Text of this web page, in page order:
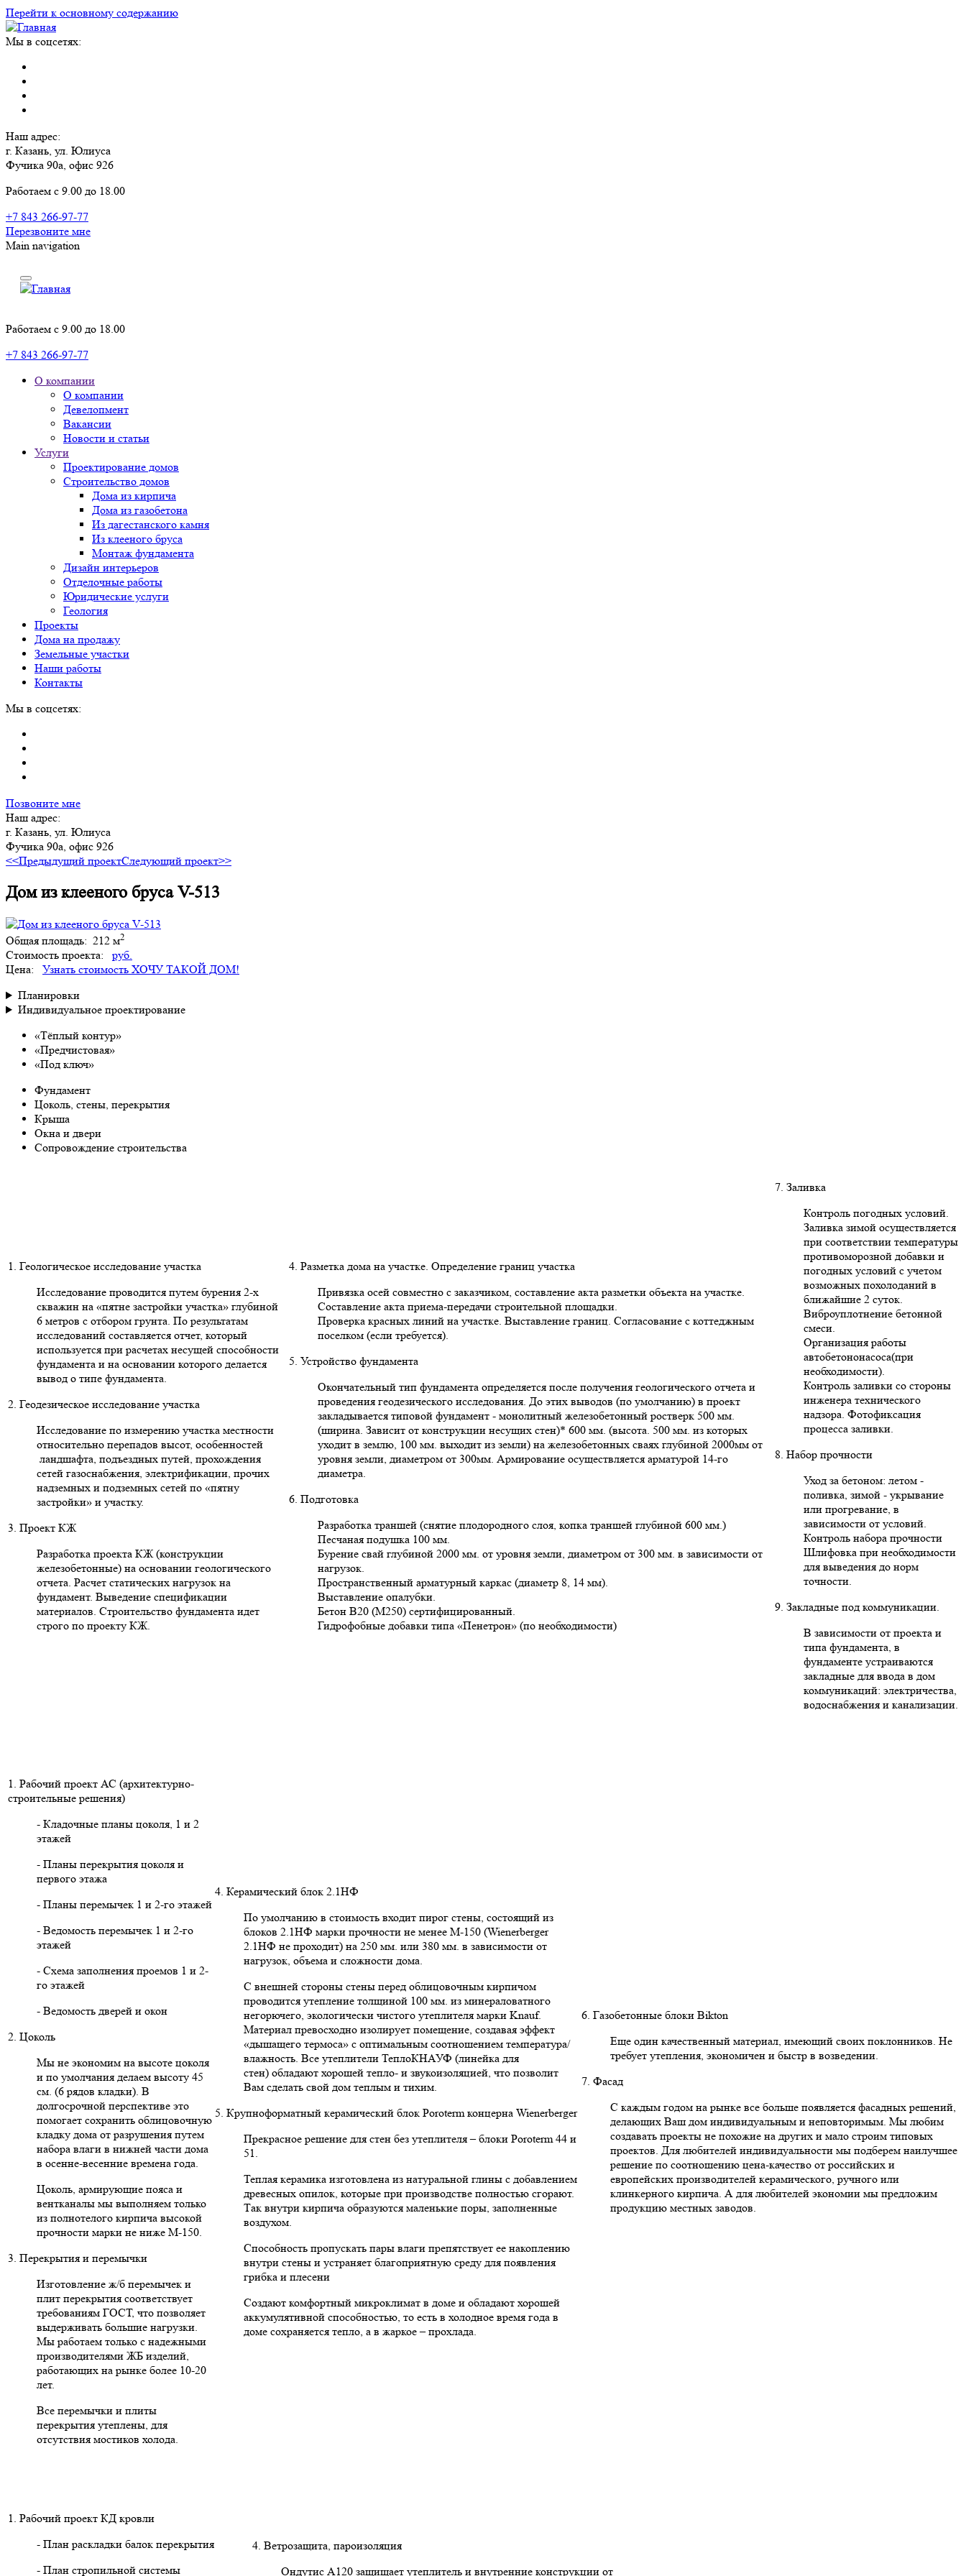
Перейти к основному содержанию
Мы в соцсетях:
Наш адрес:
г. Казань, ул. Юлиуса
Фучика 90а, офис 926
Работаем с 9.00 до 18.00
+7 843 266-97-77
Перезвоните мне
Main navigation
Работаем с 9.00 до 18.00
+7 843 266-97-77
О компании
О компании
Девелопмент
Вакансии
Новости и статьи
Услуги
Проектирование домов
Строительство домов
Дома из кирпича
Дома из газобетона
Из дагестанского камня
Из клееного бруса
Монтаж фундамента
Дизайн интерьеров
Отделочные работы
Юридические услуги
Геология
Проекты
Дома на продажу
Земельные участки
Наши работы
Контакты
Мы в соцсетях:
Позвоните мне
Наш адрес:
г. Казань, ул. Юлиуса
Фучика 90а, офис 926
<<Предыдущий проектСледующий проект>>
Дом из клееного бруса V-513
Общая площадь: 212 м2
Стоимость проекта:
руб.
Цена:
Узнать стоимость ХОЧУ ТАКОЙ ДОМ!
Планировки
Индивидуальное проектирование
«Тёплый контур»
«Предчистовая»
«Под ключ»
Фундамент
Цоколь, стены, перекрытия
Крыша
Окна и двери
Сопровождение строительства
1. Геологическое исследование участка
Исследование проводится путем бурения 2-х
скважин на «пятне застройки участка» глубиной
6 метров с отбором грунта. По результатам
исследований составляется отчет, который
используется при расчетах несущей способности
фундамента и на основании которого делается
вывод о типе фундамента.
2. Геодезическое исследование участка
Исследование по измерению участка местности
относительно перепадов высот, особенностей
ландшафта, подъездных путей, прохождения
сетей газоснабжения, электрификации, прочих
надземных и подземных сетей по «пятну
застройки» и участку.
3. Проект КЖ
Разработка проекта КЖ (конструкции
железобетонные) на основании геологического
отчета. Расчет статических нагрузок на
фундамент. Выведение спецификации
материалов. Строительство фундамента идет
строго по проекту КЖ.
4. Разметка дома на участке. Определение границ участка
Привязка осей совместно с заказчиком, составление акта разметки объекта на участке.
Составление акта приема-передачи строительной площадки.
Проверка красных линий на участке. Выставление границ. Согласование с коттеджным
поселком (если требуется).
5. Устройство фундамента
Окончательный тип фундамента определяется после получения геологического отчета и
проведения геодезического исследования. До этих выводов (по умолчанию) в проект
закладывается типовой фундамент - монолитный железобетонный ростверк 500 мм.
(ширина. Зависит от конструкции несущих стен)* 600 мм. (высота. 500 мм. из которых
уходит в землю, 100 мм. выходит из земли) на железобетонных сваях глубиной 2000мм от
уровня земли, диаметром от 300мм. Армирование осуществляется арматурой 14-го
диаметра.
6. Подготовка
Разработка траншей (снятие плодородного слоя, копка траншей глубиной 600 мм.)
Песчаная подушка 100 мм.
Бурение свай глубиной 2000 мм. от уровня земли, диаметром от 300 мм. в зависимости от
нагрузок.
Пространственный арматурный каркас (диаметр 8, 14 мм).
Выставление опалубки.
Бетон В20 (М250) сертифицированный.
Гидрофобные добавки типа «Пенетрон» (по необходимости)
7. Заливка
Контроль погодных условий.
Заливка зимой осуществляется
при соответствии температуры
противоморозной добавки и
погодных условий с учетом
возможных похолоданий в
ближайшие 2 суток.
Виброуплотнение бетонной
смеси.
Организация работы
автобетононасоса(при
необходимости).
Контроль заливки со стороны
инженера технического
надзора. Фотофиксация
процесса заливки.
8. Набор прочности
Уход за бетоном: летом -
поливка, зимой - укрывание
или прогревание, в
зависимости от условий.
Контроль набора прочности
Шлифовка при необходимости
для выведения до норм
точности.
9. Закладные под коммуникации.
В зависимости от проекта и
типа фундамента, в
фундаменте устраиваются
закладные для ввода в дом
коммуникаций: электричества,
водоснабжения и канализации.
1. Рабочий проект АС (архитектурно-
строительные решения)
- Кладочные планы цоколя, 1 и 2
этажей
- Планы перекрытия цоколя и
первого этажа
- Планы перемычек 1 и 2-го этажей
- Ведомость перемычек 1 и 2-го
этажей
- Схема заполнения проемов 1 и 2-
го этажей
- Ведомость дверей и окон
2. Цоколь
Мы не экономим на высоте цоколя
и по умолчания делаем высоту 45
см. (6 рядов кладки). В
долгосрочной перспективе это
помогает сохранить облицовочную
кладку дома от разрушения путем
набора влаги в нижней части дома
в осенне-весенние времена года.
Цоколь, армирующие пояса и
вентканалы мы выполняем только
из полнотелого кирпича высокой
прочности марки не ниже М-150.
3. Перекрытия и перемычки
Изготовление ж/б перемычек и
плит перекрытия соответствует
требованиям ГОСТ, что позволяет
выдерживать большие нагрузки.
Мы работаем только с надежными
производителями ЖБ изделий,
работающих на рынке более 10-20
лет.
Все перемычки и плиты
перекрытия утеплены, для
отсутствия мостиков холода.
4. Керамический блок 2.1НФ
По умолчанию в стоимость входит пирог стены, состоящий из
блоков 2.1НФ марки прочности не менее М-150 (Wienerberger
2.1НФ не проходит) на 250 мм. или 380 мм. в зависимости от
нагрузок, объема и сложности дома.
С внешней стороны стены перед облицовочным кирпичом
проводится утепление толщиной 100 мм. из минераловатного
негорючего, экологически чистого утеплителя марки Knauf.
Материал превосходно изолирует помещение, создавая эффект
«дышащего термоса» с оптимальным соотношением температура/
влажность. Все утеплители ТеплоКНАУФ (линейка для
стен) обладают хорошей тепло- и звукоизоляцией, что позволит
Вам сделать свой дом теплым и тихим.
5. Крупноформатный керамический блок Poroterm концерна Wienerberger
Прекрасное решение для стен без утеплителя – блоки Poroterm 44 и
51.
Теплая керамика изготовлена из натуральной глины с добавлением
древесных опилок, которые при производстве полностью сгорают.
Так внутри кирпича образуются маленькие поры, заполненные
воздухом.
Способность пропускать пары влаги препятствует ее накоплению
внутри стены и устраняет благоприятную среду для появления
грибка и плесени
Создают комфортный микроклимат в доме и обладают хорошей
аккумулятивной способностью, то есть в холодное время года в
доме сохраняется тепло, а в жаркое – прохлада.
6. Газобетонные блоки Bikton
Еще один качественный материал, имеющий своих поклонников. Не
требует утепления, экономичен и быстр в возведении.
7. Фасад
С каждым годом на рынке все больше появляется фасадных решений,
делающих Ваш дом индивидуальным и неповторимым. Мы любим
создавать проекты не похожие на других и мало строим типовых
проектов. Для любителей индивидуальности мы подберем наилучшее
решение по соотношению цена-качество от российских и
европейских производителей керамического, ручного или
клинкерного кирпича. А для любителей экономии мы предложим
продукцию местных заводов.
1. Рабочий проект КД кровли
- План раскладки балок перекрытия
- План стропильной системы
4. Ветрозащита, пароизоляция
Ондутис А120 защищает утеплитель и внутренние конструкции от